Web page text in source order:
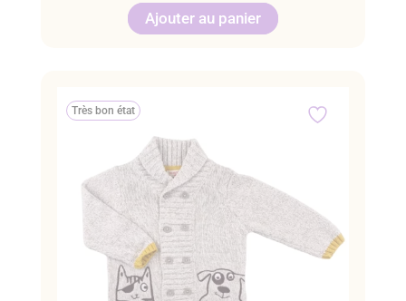
Ajouter au panier
Très bon état